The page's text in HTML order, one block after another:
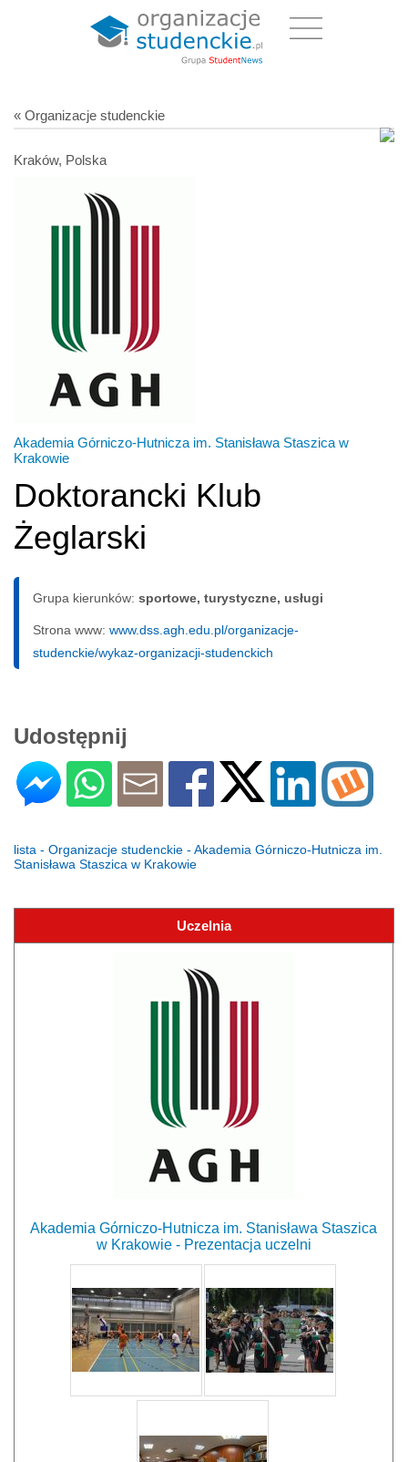
« Organizacje studenckie
Kraków, Polska
Akademia Górniczo-Hutnicza im. Stanisława Staszica w
Krakowie
Doktorancki Klub
Żeglarski
Grupa kierunków: sportowe, turystyczne, usługi
Strona www: www.dss.agh.edu.pl/organizacje-
studenckie/wykaz-organizacji-studenckich
Udostępnij
lista - Organizacje studenckie - Akademia Górniczo-Hutnicza im.
Stanisława Staszica w Krakowie
Uczelnia
Akademia Górniczo-Hutnicza im. Stanisława Staszica
w Krakowie - Prezentacja uczelni